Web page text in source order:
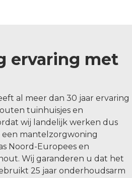
ervaring met
al meer dan 30 jaar ervaring
tuinhuisjes en
wij landelijk werken dus
een mantelzorgwoning
Noord-Europees en
Wij garanderen u dat het
25 jaar onderhoudsarm